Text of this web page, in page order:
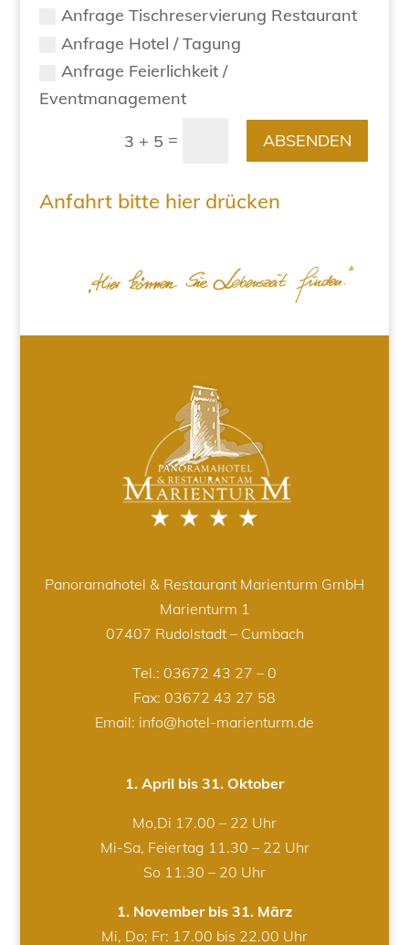
Anfrage Tischreservierung Restaurant
Anfrage Hotel / Tagung
Anfrage Feierlichkeit /
Eventmanagement
3 + 5 = ABSENDEN
Anfahrt bitte hier drücken
Panoramahotel & Restaurant Marienturm GmbH
Marienturm 1
07407 Rudolstadt – Cumbach
Tel.: 03672 43 27 – 0
Fax: 03672 43 27 58
Email: info@hotel-marienturm.de
1. April bis 31. Oktober
Mo,Di 17.00 – 22 Uhr
Mi-Sa, Feiertag 11.30 – 22 Uhr
So 11.30 – 20 Uhr
1. November bis 31. März
Mi, Do; Fr: 17.00 bis 22.00 Uhr